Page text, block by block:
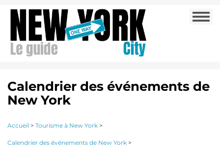
Aller
contenu
principal
Calendrier des événements de
New York
Accueil > Tourisme à New York >
Calendrier des événements de New York >